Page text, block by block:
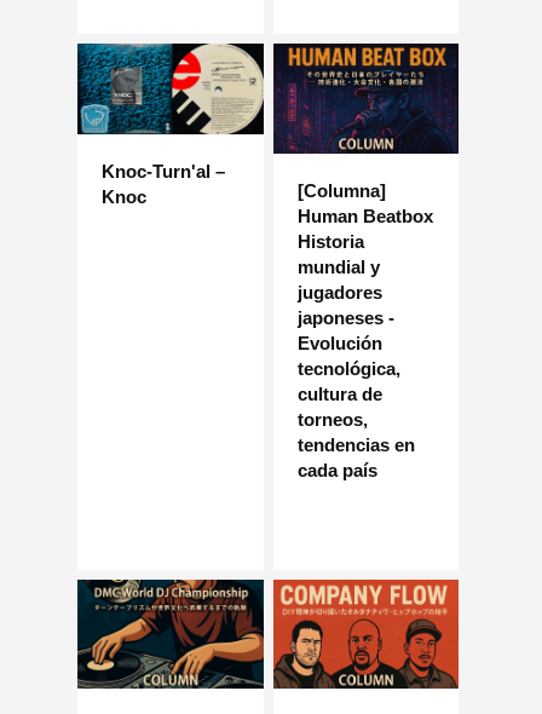
Knoc-Turn'al –
Knoc
[Columna]
Human Beatbox
Historia
mundial y
jugadores
japoneses -
Evolución
tecnológica,
cultura de
torneos,
tendencias en
cada país